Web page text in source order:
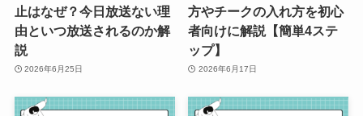
止はなぜ？今日放送ない理
由といつ放送されるのか解
説
2026年6月25日
方やチークの入れ方を初心
者向けに解説【簡単4ステ
ップ】
2026年6月17日